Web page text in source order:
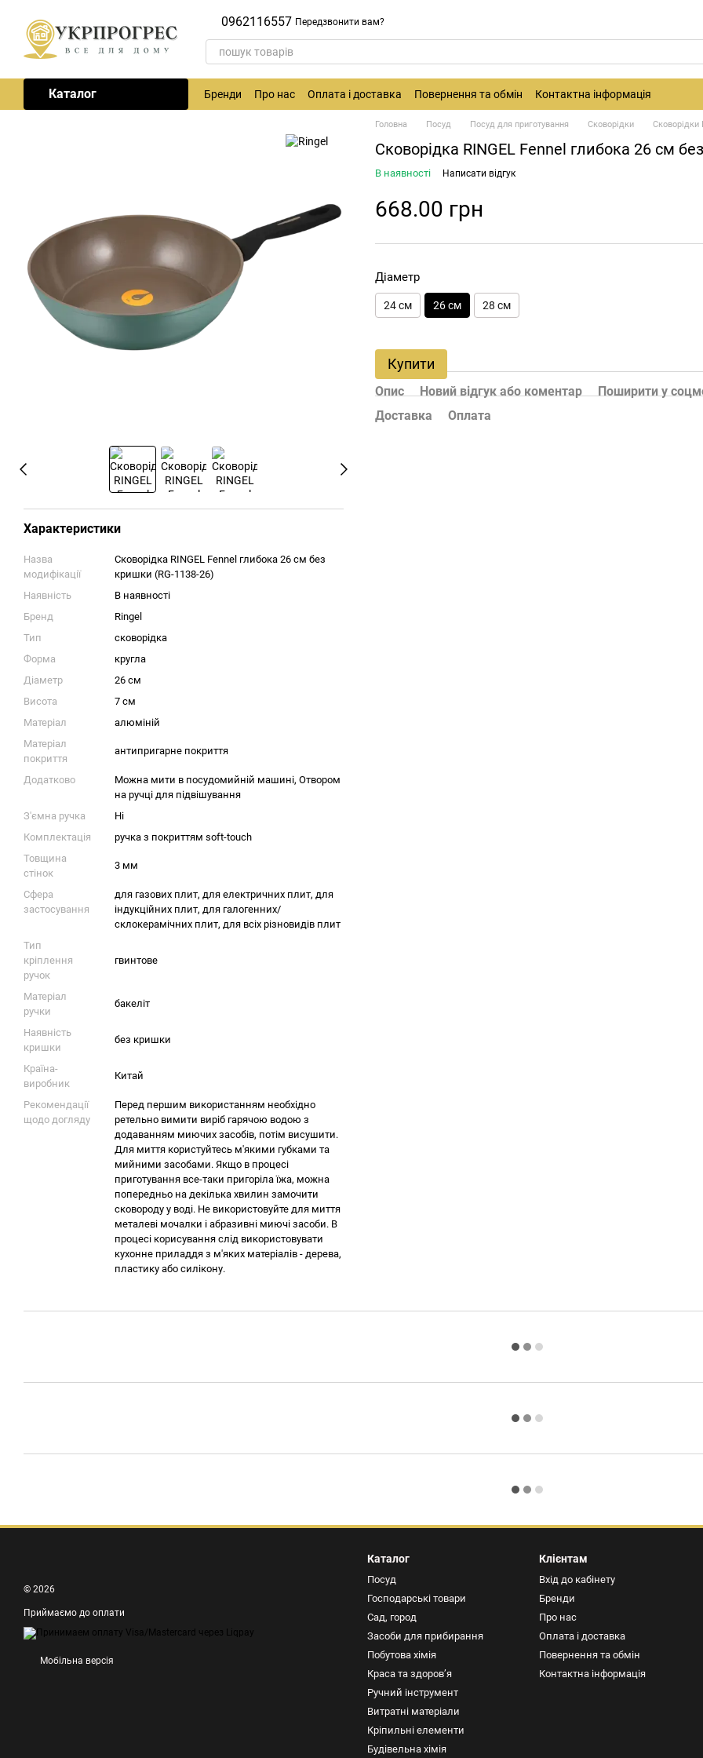
0962116557 Передзвонити вам?
Каталог Бренди Про нас Оплата і доставка Повернення та обмін Контактна інформація
Характеристики
Назва
модифікації
Сковорідка RINGEL Fennel глибока 26 см без
кришки (RG-1138-26)
Наявність
В наявності
Бренд
Ringel
Тип
сковорідка
Форма
кругла
Діаметр
26 см
Висота
7 см
Матеріал
алюміній
Матеріал
покриття
антипригарне покриття
Додатково
Можна мити в посудомийній машині, Отвором
на ручці для підвішування
З'ємна ручка
Ні
Комплектація
ручка з покриттям soft-touch
Товщина
стінок
3 мм
Сфера
застосування
для газових плит, для електричних плит, для
індукційних плит, для галогенних/
склокерамічних плит, для всіх різновидів плит
Тип
кріплення
ручок
гвинтове
Матеріал
ручки
бакеліт
Наявність
кришки
без кришки
Країна-
виробник
Китай
Рекомендації
щодо догляду
Перед першим використанням необхідно
ретельно вимити виріб гарячою водою з
додаванням миючих засобів, потім висушити.
Для миття користуйтесь м'якими губками та
мийними засобами. Якщо в процесі
приготування все-таки пригоріла їжа, можна
попередньо на декілька хвилин замочити
сковороду у воді. Не використовуйте для миття
металеві мочалки і абразивні миючі засоби. В
процесі корисування слід використовувати
кухонне приладдя з м'яких матеріалів - дерева,
пластику або силікону.
Головна Посуд Посуд для приготування Сковорідки Сковорідки
Сковорідка RINGEL Fennel глибока 26 см
В наявності
Написати відгук
668.00 грн
Діаметр
24 см 26 см 28 см
Купити
Опис Новий відгук або коментар
Поширити у
Доставка
Оплата
© 2026
Приймаємо до оплати
Мобільна версія
Каталог
Посуд
Господарські товари
Сад, город
Засоби для прибирання
Побутова хімія
Краса та здоров’я
Ручний інструмент
Витратні матеріали
Кріпильні елементи
Будівельна хімія
Клієнтам
Вхід до кабінету
Бренди
Про нас
Оплата і доставка
Повернення та обмін
Контактна інформація